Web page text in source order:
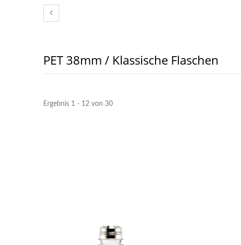
PET 38mm / Klassische Flaschen
Ergebnis 1 - 12 von 30